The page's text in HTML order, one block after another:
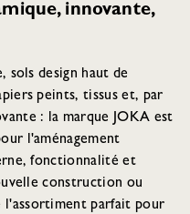
innovante,
sols design haut de
peints, tissus et, par
: la marque JOKA est
l'aménagement
fonctionnalité et
construction ou
l'assortiment parfait pour